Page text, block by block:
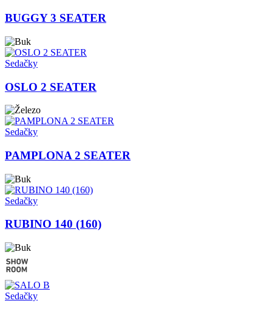
BUGGY 3 SEATER
Sedačky
OSLO 2 SEATER
Sedačky
PAMPLONA 2 SEATER
Sedačky
RUBINO 140 (160)
Sedačky